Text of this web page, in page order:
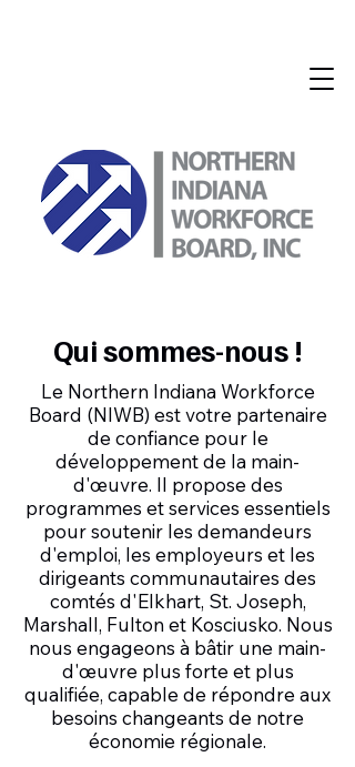
Qui sommes-nous !
Le Northern Indiana Workforce
Board (NIWB) est votre partenaire
de confiance pour le
développement de la main-
d'œuvre. Il propose des
programmes et services essentiels
pour soutenir les demandeurs
d'emploi, les employeurs et les
dirigeants communautaires des
comtés d'Elkhart, St. Joseph,
Marshall, Fulton et Kosciusko. Nous
nous engageons à bâtir une main-
d'œuvre plus forte et plus
qualifiée, capable de répondre aux
besoins changeants de notre
économie régionale.